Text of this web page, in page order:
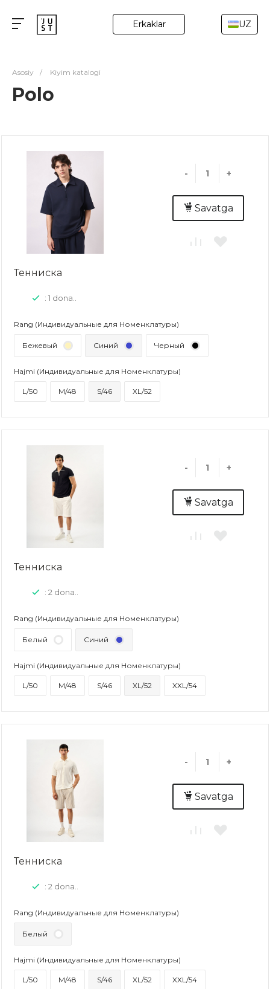
Erkaklar UZ
Asosiy / Kiyim katalogi
Polo
- +
Savatga
Тенниска
: 1 dona..
Rang (Индивидуальные для Номенклатуры)
Бежевый Синий Черный
Hajmi (Индивидуальные для Номенклатуры)
L/50 M/48 S/46 XL/52
- +
Savatga
Тенниска
: 2 dona..
Rang (Индивидуальные для Номенклатуры)
Белый Синий
Hajmi (Индивидуальные для Номенклатуры)
L/50 M/48 S/46 XL/52 XXL/54
- +
Savatga
Тенниска
: 2 dona..
Rang (Индивидуальные для Номенклатуры)
Белый
Hajmi (Индивидуальные для Номенклатуры)
L/50 M/48 S/46 XL/52 XXL/54